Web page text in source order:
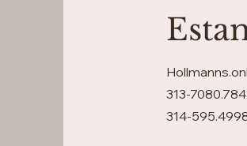
313-7080.784
314-